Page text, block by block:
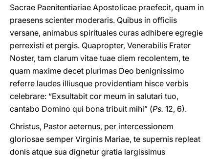
Sacrae Paenitentiariae Apostolicae praefecit, quam in
praesens scienter moderaris. Quibus in officiis
versane, animabus spirituales curas adhibere egregie
perrexisti et pergis. Quapropter, Venerabilis Frater
Noster, tam clarum vitae tuae diem recolentem, te
quam maxime decet plurimas Deo benignissimo
referre laudes illiusque providentiam hisce verbis
celebrare: “Exsultabit cor meum in salutari tuo,
cantabo Domino qui bona tribuit mihi” (Ps. 12, 6).
Christus, Pastor aeternus, per intercessionem
gloriosae semper Virginis Mariae, te supernis repleat
donis atque sua dignetur gratia largissimus